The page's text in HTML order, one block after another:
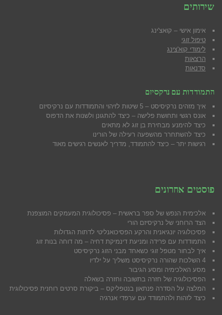
שירותים
אימון אישי – קואצ'ינג
טיפול זוגי
לימודי קוא'צינג
הרצאות
סדנאות
התמודדות עם נרקסיזם
איך מזהים נרקיסיסט – 5 שיטות לזיהוי והתמודדות עם נרקיסיזם
אונס רגשי ותחושת פלישה – כיצד להתגונן ולשנות את הדפוס
כיצד להימנע מבחירת בן זוג לא מתאים
כיצד להשתחרר מהשפעה רעילה של הורינו
רגישות יתר – כיצד להתמודד, מדריך לאנשים רגישים מאוד
פוסטים אחרונים
אלכימית הנפש של ספר בראשית – פסיכולוגית המעמקים המוצפנת
הצד הרוחני של נרקיסיזם הורי
פסיכולוגיה יונגיאנית והרקע הפסיכואנליטי לדתות הגדולות
התמודדות עם פרידה ומניעת דינמיקת דחיה – מה דוחה בנות זוג
איך לבחור מטפל זוגי כשאחד מבני הזוג נרקיסיסט
4 השלכות שהורה נרקיסיסט משליך על ילדיו
מסע האלכימיה ומסע הגיבור
הפסיכולוגיה של חזרה בתשובה וחזרה בשאלה
המלצה על הסדרה פנתאון בנטפליקס – ביקורת סרטים רוחנית פסיכולוגית
כיצד לזהות ולהתמודד עם ערפדי אנרגיה